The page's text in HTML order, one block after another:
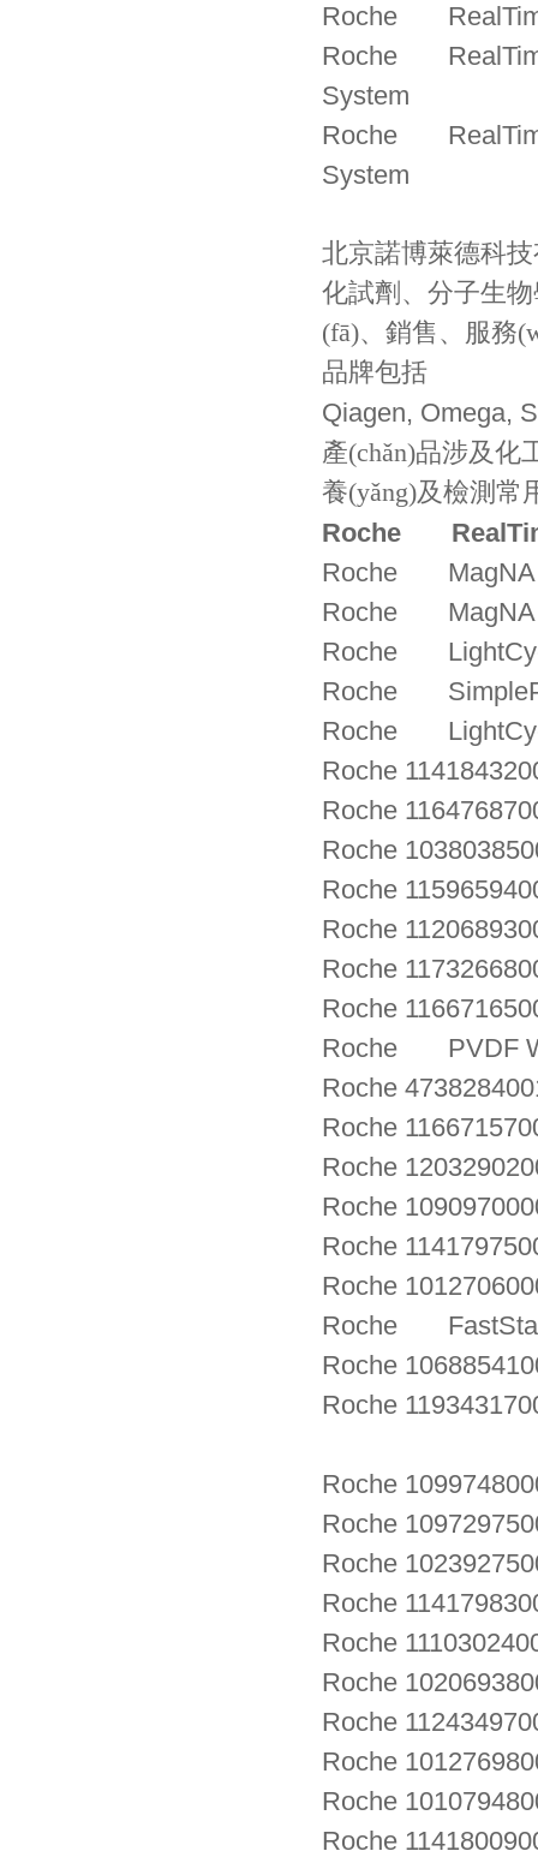
Roche
Roche RealTime
System
Roche RealTime
System
北京諾博萊德科技
化試劑、分子
(fā)、銷售、
品牌包括
Qiagen, Omega,
產(chǎn)品涉及化工
養(yǎng)及檢測常
Roche
Roche MagNA
Roche MagNA
Roche
Roche
Roche
Roche
Roche
Roche
Roche
Roche
Roche
Roche
Roche PVDF
Roche
Roche
Roche
Roche
Roche
Roche
Roche FastStart
Roche
Roche
Roche
Roche
Roche
Roche
Roche
Roche
Roche
Roche
Roche
Roche